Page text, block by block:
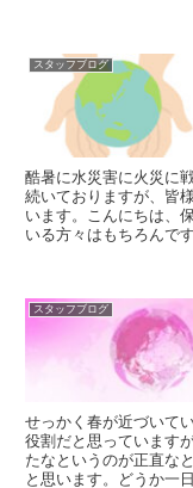
スタッフブログ
酷暑に水災害に火災に
続いておりますが、皆
います。こんにちは、
いる方々はもちろんで
スタッフブログ
せっかく春が近づいて
役割だと思っています
たなというのが正直な
と思います。どうか一